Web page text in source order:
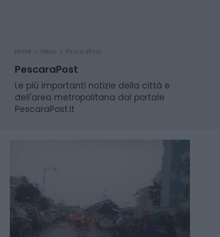
Home News PescaraPost
PescaraPost
Le più importanti notizie della città e
dell'area metropolitana dal portale
PescaraPost.it